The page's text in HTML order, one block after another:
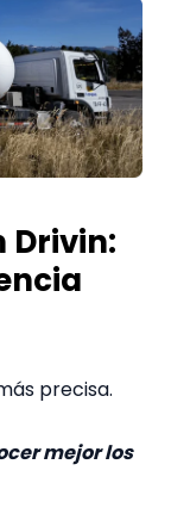
Drivin:
precisa.
mejor los